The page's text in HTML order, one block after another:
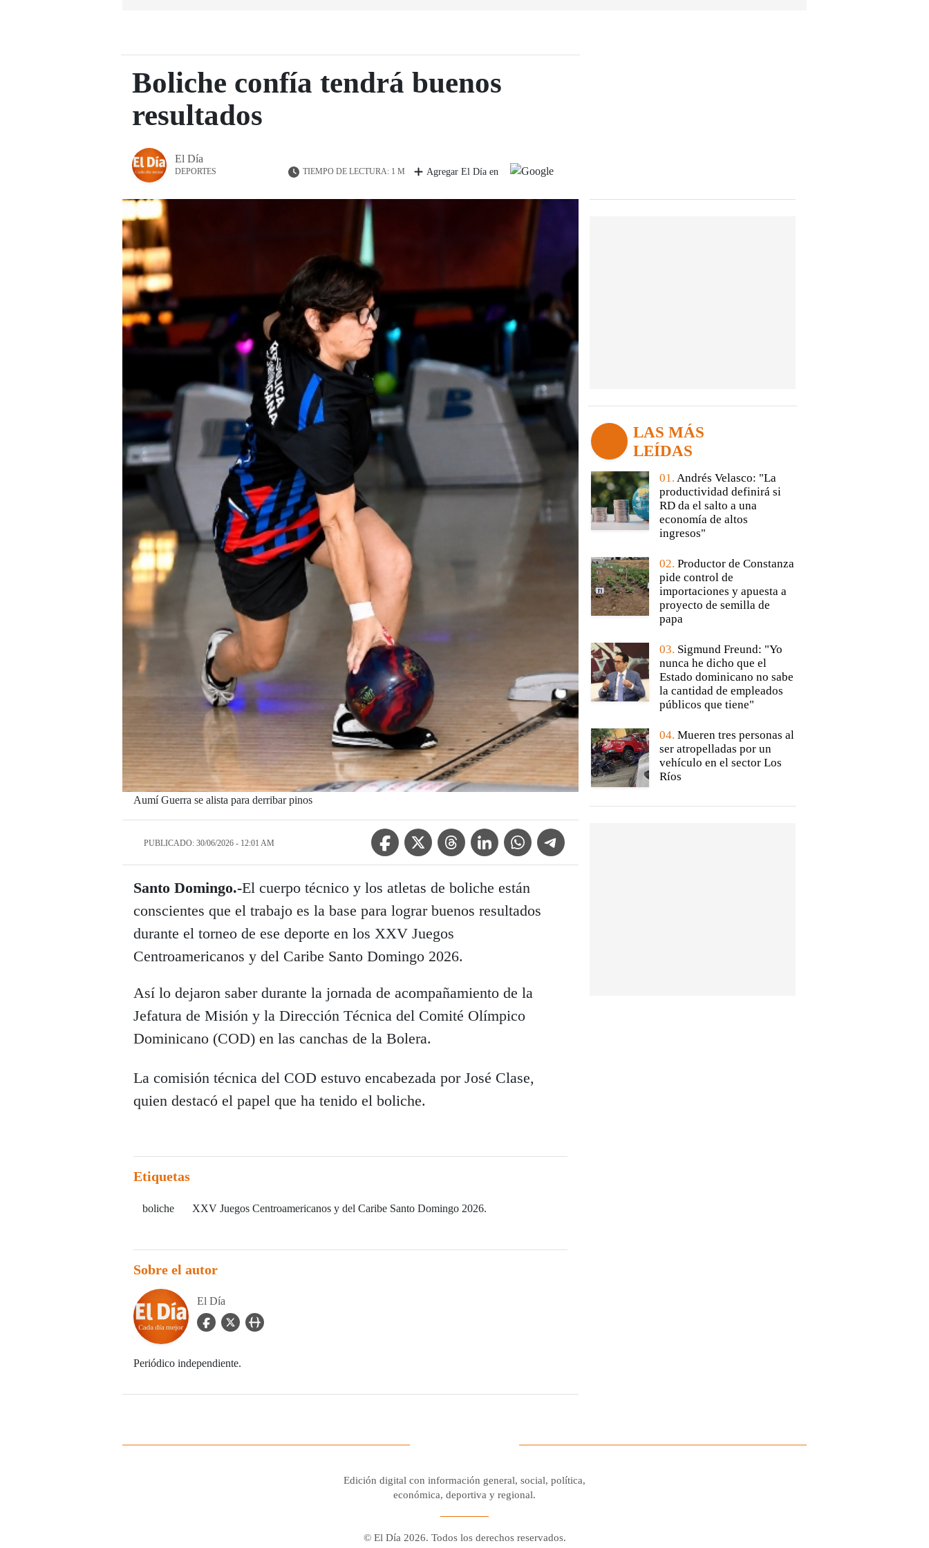
Boliche confía tendrá buenos
resultados
El Día
DEPORTES TIEMPO DE LECTURA: 1 M Agregar El Día en
Aumí Guerra se alista para derribar pinos
PUBLICADO: 30/06/2026 - 12:01 AM
Facebook IconTwitter IconThreads IconLinkedin IconWhatsApp IconTelegram Icon
Santo Domingo.-El cuerpo técnico y los atletas de boliche están
conscientes que el trabajo es la base para lograr buenos resultados
durante el torneo de ese deporte en los XXV Juegos
Centroamericanos y del Caribe Santo Domingo 2026.
Así lo dejaron saber durante la jornada de acompañamiento de la
Jefatura de Misión y la Dirección Técnica del Comité Olímpico
Dominicano (COD) en las canchas de la Bolera.
La comisión técnica del COD estuvo encabezada por José Clase,
quien destacó el papel que ha tenido el boliche.
Etiquetas
boliche XXV Juegos Centroamericanos y del Caribe Santo Domingo 2026.
Sobre el autor
El Día
facebook Icon
twitter Iconuser_url Icon
Periódico independiente.
LAS MÁS
LEÍDAS
01. Andrés Velasco: "La
productividad definirá si
RD da el salto a una
economía de altos
ingresos"
02. Productor de Constanza
pide control de
importaciones y apuesta a
proyecto de semilla de
papa
03. Sigmund Freund: "Yo
nunca he dicho que el
Estado dominicano no sabe
la cantidad de empleados
públicos que tiene"
04. Mueren tres personas al
ser atropelladas por un
vehículo en el sector Los
Ríos
Edición digital con información general, social, política,
económica, deportiva y regional.
© El Día 2026. Todos los derechos reservados.